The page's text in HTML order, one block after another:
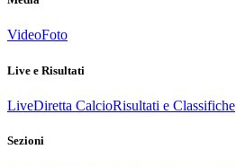
VideoFoto
Live e Risultati
LiveDiretta CalcioRisultati e Classifiche
Sezioni